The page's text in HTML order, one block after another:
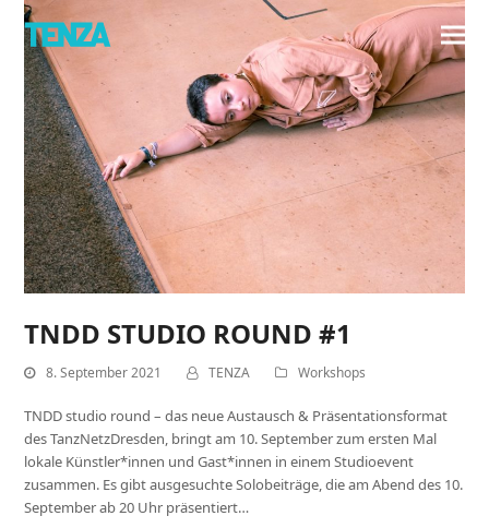
TNDD STUDIO ROUND #1
8. September 2021 TENZA Workshops
TNDD studio round – das neue Austausch & Präsentationsformat
des TanzNetzDresden, bringt am 10. September zum ersten Mal
lokale Künstler*innen und Gast*innen in einem Studioevent
zusammen. Es gibt ausgesuchte Solobeiträge, die am Abend des 10.
September ab 20 Uhr präsentiert…